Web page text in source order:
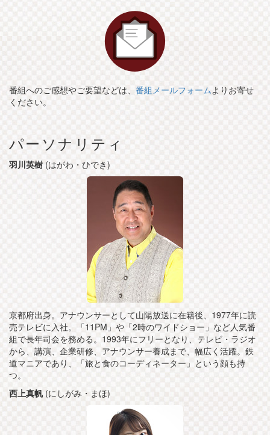
番組へのご感想やご要望などは、 番組メールフォームよりお寄せ
ください。
パーソナリティ
羽川英樹(はがわ・ひでき)
京都府出身。アナウンサーとして山陽放送に在籍後、1977年に読
売テレビに入社。「11PM」や「2時のワイドショー」など人気番
組で長年司会を務める。1993年にフリーとなり、テレビ・ラジオ
から、講演、企業研修、アナウンサー養成まで、幅広く活躍。鉄
道マニアであり、「旅と食のコーディネーター」という顔も持
つ。
西上真帆(にしがみ・まほ)